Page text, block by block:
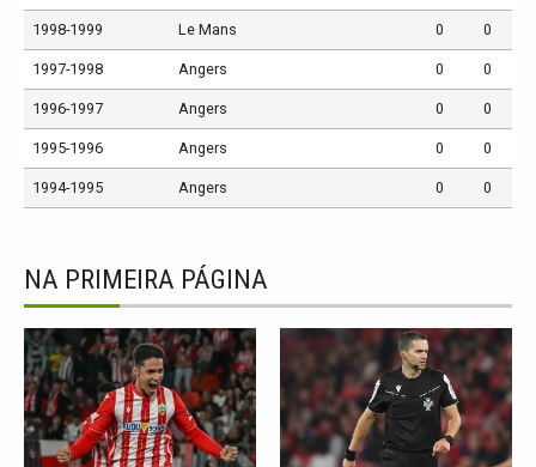
1998-1999 Le Mans 0 0
1997-1998 Angers 0 0
1996-1997 Angers 0 0
1995-1996 Angers 0 0
1994-1995 Angers 0 0
NA PRIMEIRA PÁGINA